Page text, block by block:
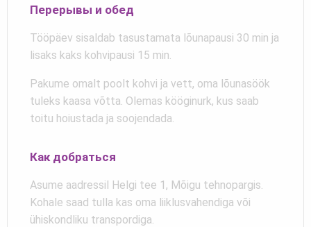
Перерывы и обед
Tööpäev sisaldab tasustamata lõunapausi 30 min ja
lisaks kaks kohvipausi 15 min.
Pakume omalt poolt kohvi ja vett, oma lõunasöök
tuleks kaasa võtta. Olemas kööginurk, kus saab
toitu hoiustada ja soojendada.
Как добраться
Asume aadressil Helgi tee 1, Mõigu tehnopargis.
Kohale saad tulla kas oma liiklusvahendiga või
ühiskondliku transpordiga.